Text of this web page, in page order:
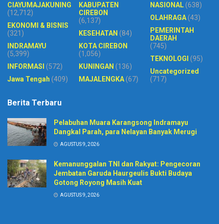
CIAYUMAJAKUNING
(12,712)
EKONOMI & BISNIS
(321)
INDRAMAYU
(5,399)
INFORMASI (572)
Jawa Tengah (409)
KABUPATEN
CIREBON
(6,137)
KESEHATAN (84)
KOTA CIREBON
(1,056)
KUNINGAN (136)
MAJALENGKA(67)
NASIONAL(638)
OLAHRAGA(43)
PEMERINTAH
DAERAH
(745)
TEKNOLOGI (95)
Uncategorized
(717)
Berita Terbaru
Pelabuhan Muara Karangsong Indramayu
Dangkal Parah, para Nelayan Banyak Merugi
AGUSTUS 9, 2026
Kemanunggalan TNI dan Rakyat: Pengecoran
Jembatan Garuda Haurgeulis Bukti Budaya
Gotong Royong Masih Kuat
AGUSTUS 9, 2026